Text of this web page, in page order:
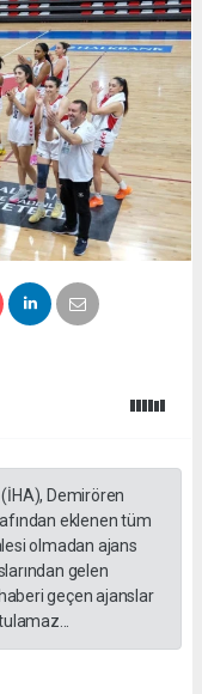
Demirören
eklenen tüm
olmadan ajans
gelen
geçen ajanslar